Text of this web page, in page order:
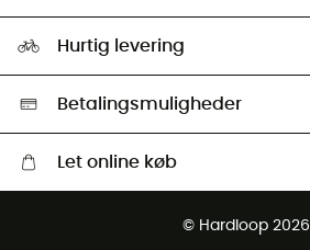
Our ambassadors
HardGreen Udvalg
Hurtig levering
Betalingsmuligheder
Let online køb
© Hardloop 2026